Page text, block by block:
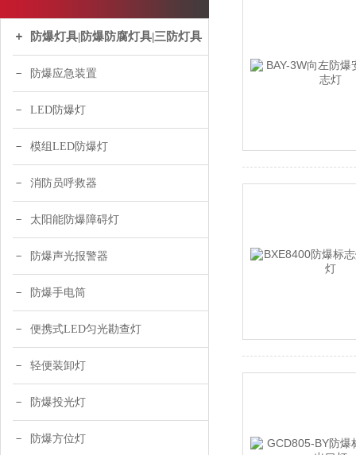
防爆灯具|防爆防腐灯具|三防灯具
防爆应急装置
LED防爆灯
模组LED防爆灯
消防员呼救器
太阳能防爆障碍灯
防爆声光报警器
防爆手电筒
便携式LED匀光勘查灯
轻便装卸灯
防爆投光灯
防爆方位灯